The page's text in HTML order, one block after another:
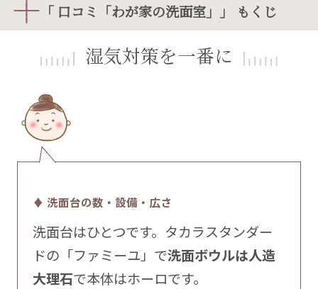
「 口コミ「わが家の洗面室」」 もくじ
湿気対策を一番に
♦ 洗面台の数・設備・広さ
洗面台はひとつです。タカラスタンダー
ドの「ファミーユ」で洗面ボウルは人造
大理石で本体はホーロです。